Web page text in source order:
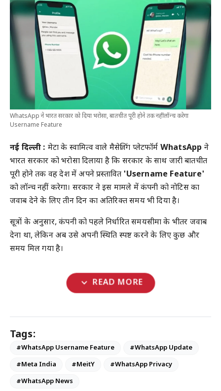
लाइफस्टाइल
कारोबार
WhatsApp ने भारत सरकार को दिया भरोसा, बातचीत पूरी होने तक नहीं लॉन्च करेगा
Username Feature
नई दिल्ली : मेटा के स्वामित्व वाले मैसेजिंग प्लेटफॉर्म WhatsApp ने
भारत सरकार को भरोसा दिलाया है कि सरकार के साथ जारी बातचीत
पूरी होने तक वह देश में अपने प्रस्तावित 'Username Feature'
को लॉन्च नहीं करेगा। सरकार ने इस मामले में कंपनी को नोटिस का
जवाब देने के लिए तीन दिन का अतिरिक्त समय भी दिया है।
सूत्रों के अनुसार, कंपनी को पहले निर्धारित समयसीमा के भीतर जवाब
देना था, लेकिन अब उसे अपनी स्थिति स्पष्ट करने के लिए कुछ और
समय मिल गया है।
expand_more READ MORE
Tags:
#WhatsApp Username Feature
#WhatsApp Update
#Meta India
#MeitY
#WhatsApp Privacy
#WhatsApp News